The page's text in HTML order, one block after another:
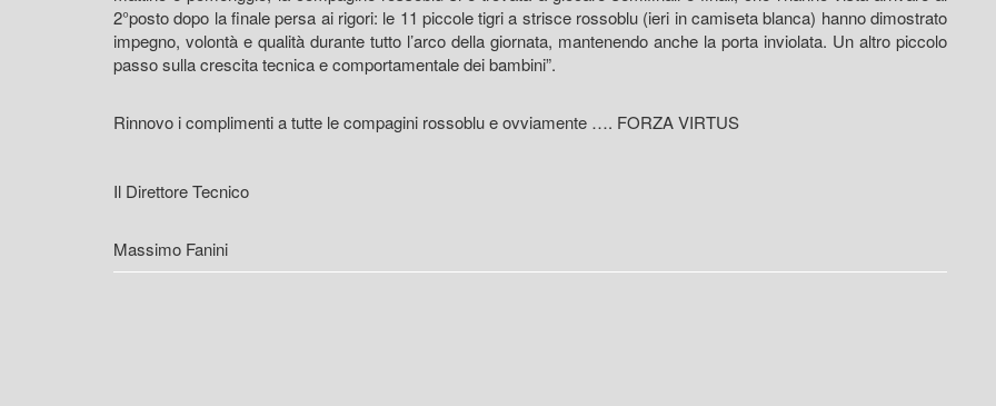
2°posto dopo la finale persa ai rigori: le 11 piccole tigri a strisce rossoblu (ieri in camiseta blanca) hanno dimostrato
impegno, volontà e qualità durante tutto l’arco della giornata, mantenendo anche la porta inviolata. Un altro piccolo
passo sulla crescita tecnica e comportamentale dei bambini”.
Rinnovo i complimenti a tutte le compagini rossoblu e ovviamente …. FORZA VIRTUS
Il Direttore Tecnico
Massimo Fanini